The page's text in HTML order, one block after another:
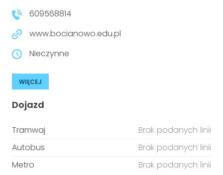
609568814
www.bocianowo.edu.pl
Nieczynne
WIĘCEJ
Dojazd
Tramwaj
Brak podanych linii
Autobus
Brak podanych linii
Metro
Brak podanych linii